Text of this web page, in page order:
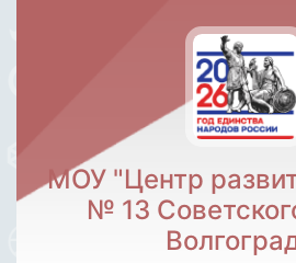
МОУ "Центр
№ 13